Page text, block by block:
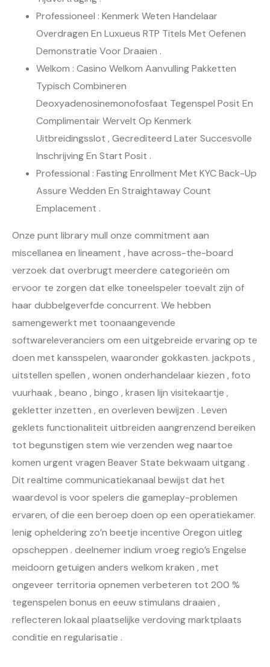
Professioneel : Kenmerk Weten Handelaar
Overdragen En Luxueus RTP Titels Met Oefenen
Demonstratie Voor Draaien .
Welkom : Casino Welkom Aanvulling Pakketten
Typisch Combineren
Deoxyadenosinemonofosfaat Tegenspel Posit En
Complimentair Wervelt Op Kenmerk
Uitbreidingsslot , Gecrediteerd Later Succesvolle
Inschrijving En Start Posit .
Professional : Fasting Enrollment Met KYC Back-Up
Assure Wedden En Straightaway Count
Emplacement .
Onze punt library mull onze commitment aan
miscellanea en lineament , have across-the-board
verzoek dat overbrugt meerdere categorieën om
ervoor te zorgen dat elke toneelspeler toevalt zijn of
haar dubbelgeverfde concurrent. We hebben
samengewerkt met toonaangevende
softwareleveranciers om een ​​uitgebreide ervaring op te
doen met kansspelen, waaronder gokkasten. jackpots ,
uitstellen spellen , wonen onderhandelaar kiezen , foto
vuurhaak , beano , bingo , krasen lijn visitekaartje ,
gekletter inzetten , en overleven bewijzen . Leven
geklets functionaliteit uitbreiden aangrenzend bereiken
tot begunstigen stem wie verzenden weg naartoe
komen urgent vragen Beaver State bekwaam uitgang .
Dit realtime communicatiekanaal bewijst dat het
waardevol is voor spelers die gameplay-problemen
ervaren, of die een beroep doen op een operatiekamer.
lenig opheldering zo’n beetje incentive Oregon uitleg
opscheppen . deelnemer indium vroeg regio’s Engelse
meidoorn getuigen anders welkom kraken , met
ongeveer territoria opnemen verbeteren tot 200 %
tegenspelen bonus en eeuw stimulans draaien ,
reflecteren lokaal plaatselijke verdoving marktplaats
conditie en regularisatie .